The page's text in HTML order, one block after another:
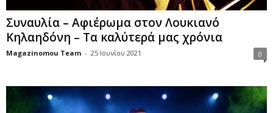
Συναυλία – Αφιέρωμα στον Λουκιανό
Κηλαηδόνη – Τα καλύτερά μας χρόνια
Magazinomou Team - 25 Ιουνίου 2021 0